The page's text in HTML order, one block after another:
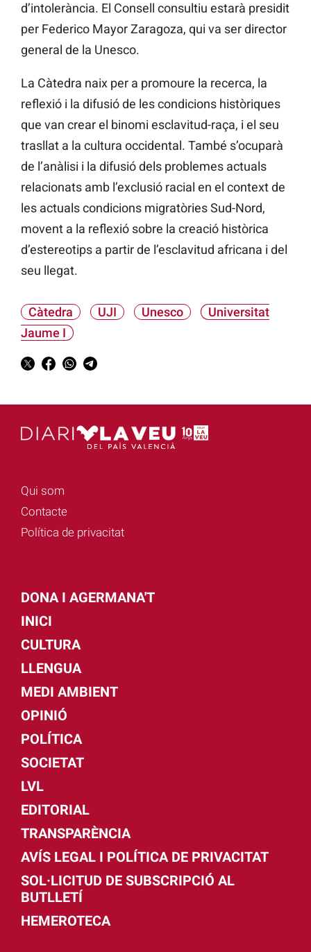
d’intolerància. El Consell consultiu estarà presidit
per Federico Mayor Zaragoza, qui va serdirector
general de la Unesco.
La Càtedra naix per a promoure la recerca, la
reflexió i la difusió de les condicions històriques
que van crear el binomi esclavitud-raça, i el seu
trasllat a la cultura occidental. També s’ocuparà
de l’anàlisi i la difusió dels problemes actuals
relacionats amb l’exclusió racial en el context de
les actuals condicions migratòries Sud-Nord,
movent a la reflexió sobre la creació històrica
d’estereotips a partir de l’esclavitud africana i del
seu llegat.
Càtedra UJI Unesco
Universitat
Jaume I
Qui som
Contacte
Política de privacitat
DONA I AGERMANA'T
INICI
CULTURA
LLENGUA
MEDI AMBIENT
OPINIÓ
POLÍTICA
SOCIETAT
LVL
EDITORIAL
TRANSPARÈNCIA
AVÍS LEGAL I POLÍTICA DE PRIVACITAT
SOL·LICITUD DE SUBSCRIPCIÓ AL
BUTLLETÍ
HEMEROTECA